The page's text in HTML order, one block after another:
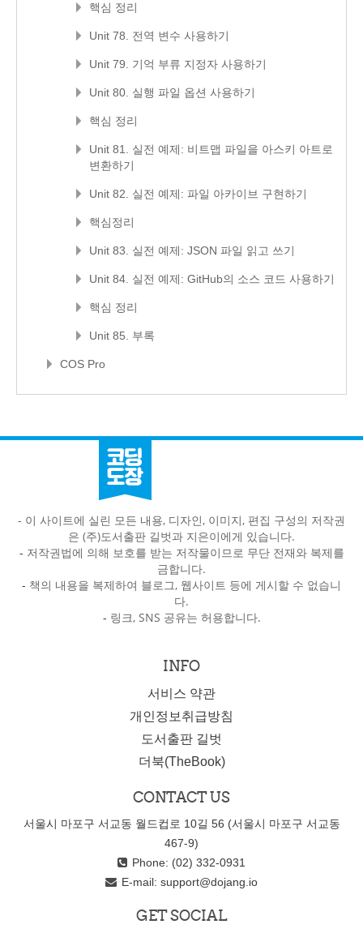
핵심 정리
Unit 78. 전역 변수 사용하기
Unit 79. 기억 부류 지정자 사용하기
Unit 80. 실행 파일 옵션 사용하기
핵심 정리
Unit 81. 실전 예제: 비트맵 파일을 아스키 아트로
변환하기
Unit 82. 실전 예제: 파일 아카이브 구현하기
핵심정리
Unit 83. 실전 예제: JSON 파일 읽고 쓰기
Unit 84. 실전 예제: GitHub의 소스 코드 사용하기
핵심 정리
Unit 85. 부록
COS Pro
- 이 사이트에 실린 모든 내용, 디자인, 이미지, 편집 구성의 저작권
은 (주)도서출판 길벗과 지은이에게 있습니다.
- 저작권법에 의해 보호를 받는 저작물이므로 무단 전재와 복제를
금합니다.
- 책의 내용을 복제하여 블로그, 웹사이트 등에 게시할 수 없습니
다.
- 링크, SNS 공유는 허용합니다.
INFO
서비스 약관
개인정보취급방침
도서출판 길벗
더북(TheBook)
CONTACT US
서울시 마포구 서교동 월드컵로 10길 56 (서울시 마포구 서교동
467-9)
Phone: (02) 332-0931
E-mail: support@dojang.io
GET SOCIAL